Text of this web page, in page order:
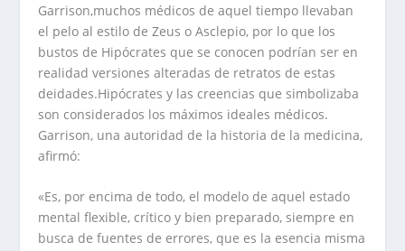
Garrison,muchos médicos de aquel tiempo llevaban
el pelo al estilo de Zeus o Asclepio, por lo que los
bustos de Hipócrates que se conocen podrían ser en
realidad versiones alteradas de retratos de estas
deidades.Hipócrates y las creencias que simbolizaba
son considerados los máximos ideales médicos.
Garrison, una autoridad de la historia de la medicina,
afirmó:
«Es, por encima de todo, el modelo de aquel estado
mental flexible, crítico y bien preparado, siempre en
busca de fuentes de errores, que es la esencia misma